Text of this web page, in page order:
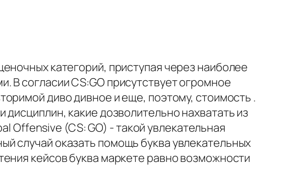
категорий, приступая через наиболее
согласии CS:GO присутствует огромное
диво дивное и еще, поэтому, стоимость .
какие дозволительно нахватать из
Offensive (CS: GO) - такой увлекательная
случай оказать помощь буква увлекательных
кейсов буква маркете равно возможности